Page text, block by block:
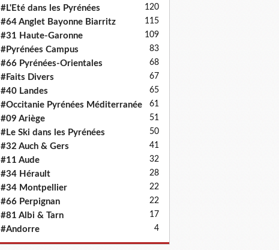
#L'Eté dans les Pyrénées 120
#64 Anglet Bayonne Biarritz 115
#31 Haute-Garonne 109
#Pyrénées Campus 83
#66 Pyrénées-Orientales 68
#Faits Divers 67
#40 Landes 65
#Occitanie Pyrénées Méditerranée 61
#09 Ariège 51
#Le Ski dans les Pyrénées 50
#32 Auch & Gers 41
#11 Aude 32
#34 Hérault 28
#34 Montpellier 22
#66 Perpignan 22
#81 Albi & Tarn 17
#Andorre 4